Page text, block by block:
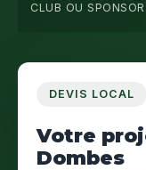
CLUB OU SPONSOR
DEVIS LOCAL
Votre
Dombes